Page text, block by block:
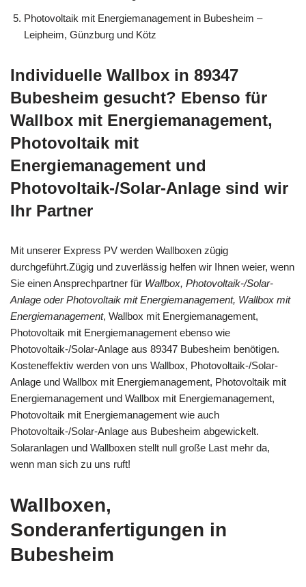
Photovoltaik mit Energiemanagement in Bubesheim –
Leipheim, Günzburg und Kötz
Individuelle Wallbox in 89347
Bubesheim gesucht? Ebenso für
Wallbox mit Energiemanagement,
Photovoltaik mit
Energiemanagement und
Photovoltaik-/Solar-Anlage sind wir
Ihr Partner
Mit unserer Express PV werden Wallboxen zügig
durchgeführt.Zügig und zuverlässig helfen wir Ihnen weier, wenn
Sie einen Ansprechpartner für Wallbox, Photovoltaik-/Solar-
Anlage oder Photovoltaik mit Energiemanagement, Wallbox mit
Energiemanagement, Wallbox mit Energiemanagement,
Photovoltaik mit Energiemanagement ebenso wie
Photovoltaik-/Solar-Anlage aus 89347 Bubesheim benötigen.
Kosteneffektiv werden von uns Wallbox, Photovoltaik-/Solar-
Anlage und Wallbox mit Energiemanagement, Photovoltaik mit
Energiemanagement und Wallbox mit Energiemanagement,
Photovoltaik mit Energiemanagement wie auch
Photovoltaik-/Solar-Anlage aus Bubesheim abgewickelt.
Solaranlagen und Wallboxen stellt null große Last mehr da,
wenn man sich zu uns ruft!
Wallboxen,
Sonderanfertigungen in
Bubesheim